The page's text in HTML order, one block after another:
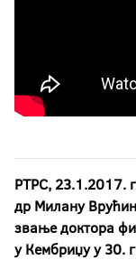
РТРС, 23.1.2017.
др Милану
звање доктора
у Кембриџу у 30.